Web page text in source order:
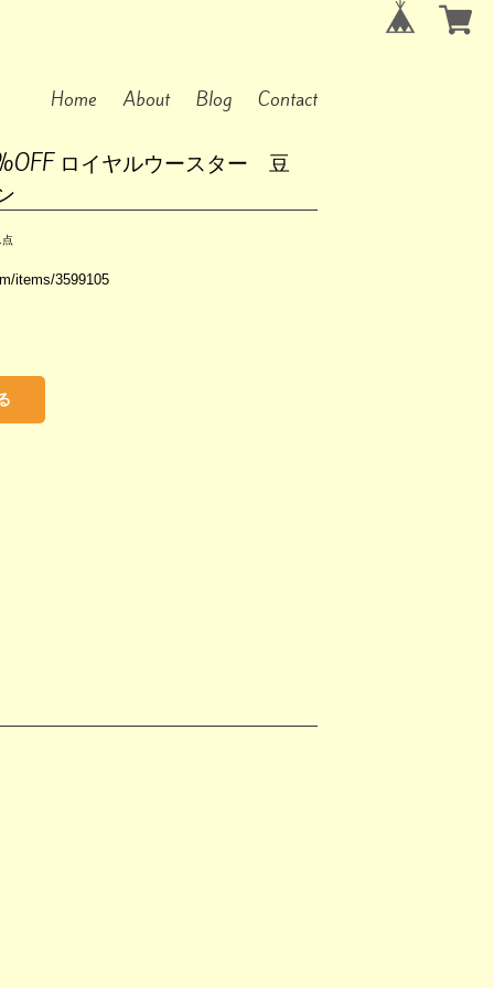
Home About Blog Contact
ロイヤルウースター 豆
items/3599105